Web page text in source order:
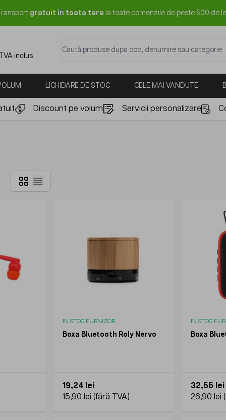
gratuit in toata tara la toate comenzile de peste 500 de
inclus
LICHIDARE DE STOC CELE MAI VANDUTE
Discount pe volum Servicii personalizare
Grilă
Listă
IN STOC FURNIZOR
Boxa Bluetooth Roly Nervo
19,24 lei
15,90 lei
IN STOC
Boxa
32,55 lei
26,90 lei